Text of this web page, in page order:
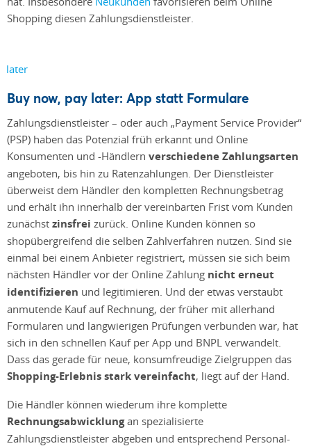
Shopping diesen Zahlungsdienstleister.
Buy now, pay later: App statt Formulare
Zahlungsdienstleister – oder auch „Payment Service Provider“
(PSP) haben das Potenzial früh erkannt und Online
Konsumenten und -Händlern verschiedene Zahlungsarten
angeboten, bis hin zu Ratenzahlungen. Der Dienstleister
überweist dem Händler den kompletten Rechnungsbetrag
und erhält ihn innerhalb der vereinbarten Frist vom Kunden
zunächst zinsfrei zurück. Online Kunden können so
shopübergreifend die selben Zahlverfahren nutzen. Sind sie
einmal bei einem Anbieter registriert, müssen sie sich beim
nächsten Händler vor der Online Zahlung nicht erneut
identifizieren und legitimieren. Und der etwas verstaubt
anmutende Kauf auf Rechnung, der früher mit allerhand
Formularen und langwierigen Prüfungen verbunden war, hat
sich in den schnellen Kauf per App und BNPL verwandelt.
Dass das gerade für neue, konsumfreudige Zielgruppen das
Shopping-Erlebnis stark vereinfacht, liegt auf der Hand.
Die Händler können wiederum ihre komplette
Rechnungsabwicklungan spezialisierte
Zahlungsdienstleister abgeben und entsprechend Personal-